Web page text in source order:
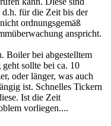
für die Zeit bis der
ordnungsgemäß
anspricht.
Boiler bei abgestelltem
sollte bei ca. 10
oder länger, was auch
ist. Schnelles Tickern
Ist die Zeit
vorliegen....